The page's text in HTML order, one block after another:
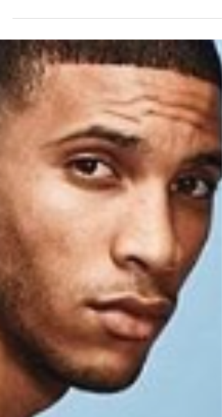
preparación de piel contornos Correctores
iluminación labios Aplicación de pestañas ​ ​
INICIO...